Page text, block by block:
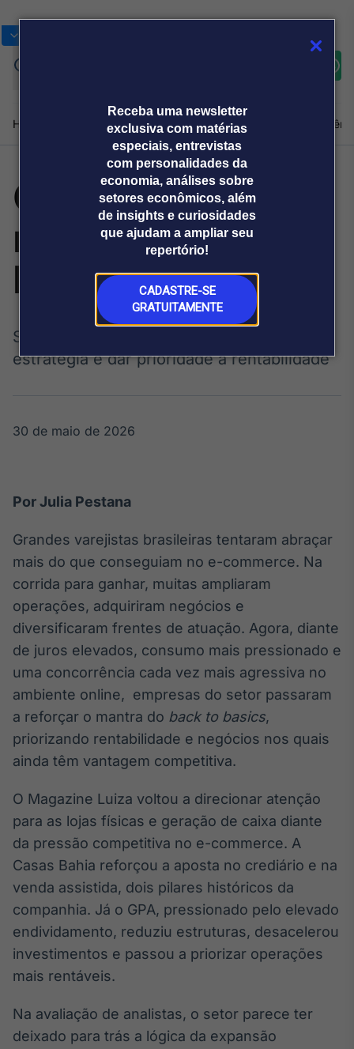
Receba uma newsletter
exclusiva com matérias
especiais, entrevistas
com personalidades da
economia, análises sobre
setores econômicos, além
de insights e curiosidades
que ajudam a ampliar seu
repertório!
CADASTRE-SE
GRATUITAMENTE
Home Produtos e soluçõesNotíciasBlogWeekend
Plataformas
Broadcast
Broadcast+
O mercado
financeiro em
tempo real
Broadcast
tempo real
Broadcast
Energia
O setor de
energia elétrica
no Brasil
Broadcast
Plataforma para
conteúdos
e Conteúdos
Plataforma para
negociação de
ativos
Broadcast
integração de
conteúdos e
dados
Sobre nós Releases Broadcast
Prêmio Broadcast
Analistas
Prêmio Broadcast
Empresas
Agências de
comunicação
Releases
O varejo
reaprende o
básico
Setor entra em fase pragmática e agora
estratégia é dar prioridade à rentabilidade
30 de maio de 2026
Por Julia Pestana
Grandes varejistas brasileiras tentaram abraçar
mais do que conseguiam no e-commerce. Na
corrida para ganhar, muitas ampliaram
operações, adquiriram negócios e
diversificaram frentes de atuação. Agora, diante
de juros elevados, consumo mais pressionado e
uma concorrência cada vez mais agressiva no
ambiente online, empresas do setor passaram
a reforçar o mantra do back to basics,
priorizando rentabilidade e negócios nos quais
ainda têm vantagem competitiva.
O Magazine Luiza voltou a direcionar atenção
para as lojas físicas e geração de caixa diante
da pressão competitiva no e-commerce. A
Casas Bahia reforçou a aposta no crediário e na
venda assistida, dois pilares históricos da
companhia. Já o GPA, pressionado pelo elevado
endividamento, reduziu estruturas, desacelerou
investimentos e passou a priorizar operações
mais rentáveis.
Na avaliação de analistas, o setor parece ter
deixado para trás a lógica da expansão